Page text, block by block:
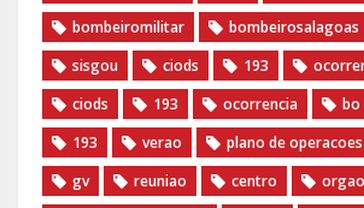
bombeiromilitar
bombeirosalagoas
sisgou
ciods 193
ciods
193 ocorrencia bo
193
verao plano de operacoes
gv
reuniao centro